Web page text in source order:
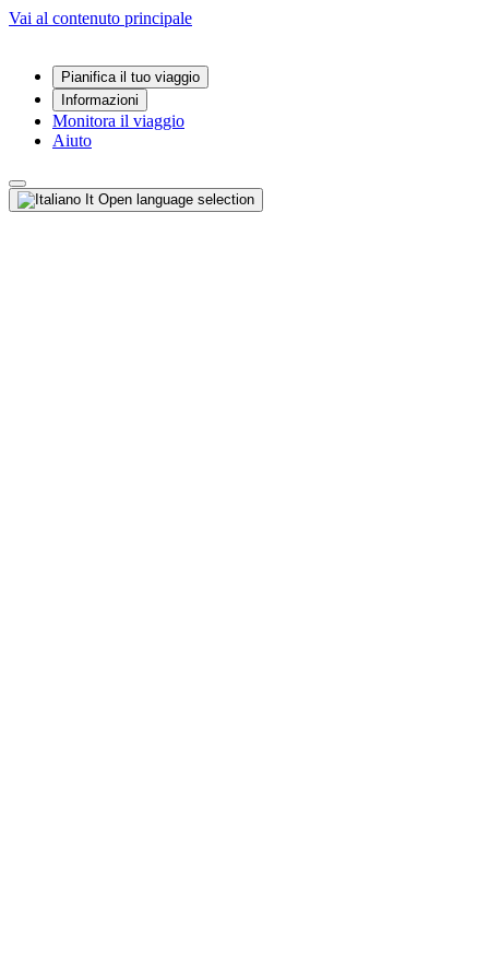
Vai al contenuto principale
Pianifica il tuo viaggio
Informazioni
Monitora il viaggio
Aiuto
It Open language selection